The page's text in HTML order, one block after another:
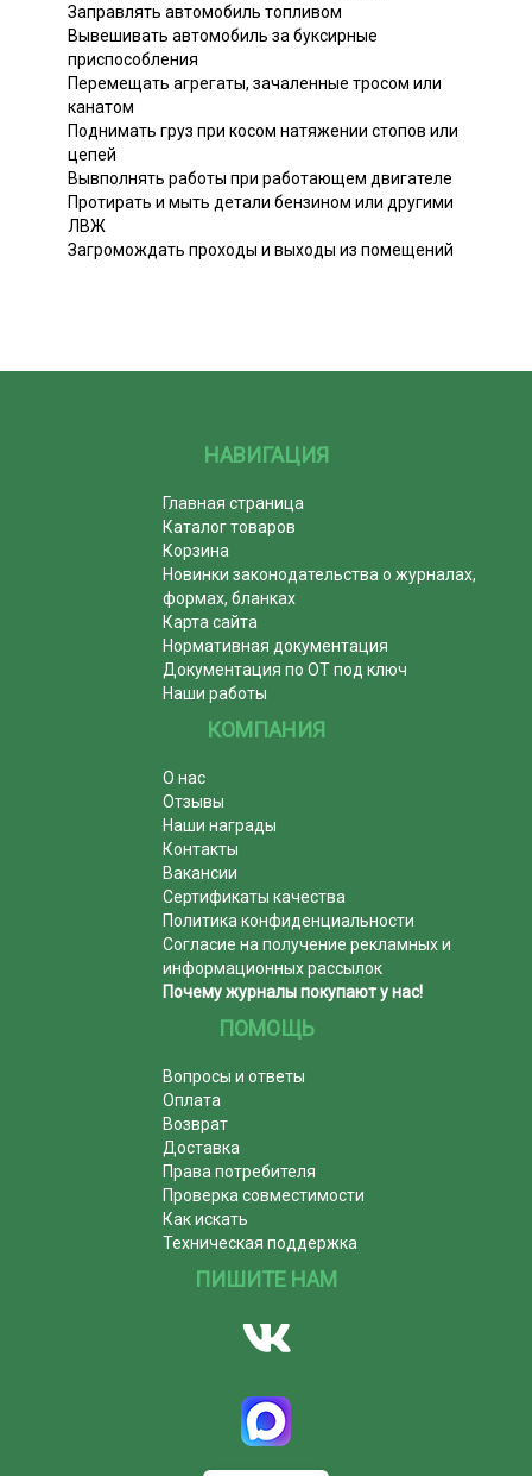
Заправлять автомобиль топливом
Вывешивать автомобиль за буксирные
приспособления
Перемещать агрегаты, зачаленные тросом или
канатом
Поднимать груз при косом натяжении стопов или
цепей
Вывполнять работы при работающем двигателе
Протирать и мыть детали бензином или другими
ЛВЖ
Загромождать проходы и выходы из помещений
НАВИГАЦИЯ
Главная страница
Каталог товаров
Корзина
Новинки законодательства о журналах,
формах, бланках
Карта сайта
Нормативная документация
Документация по ОТ под ключ
Наши работы
КОМПАНИЯ
О нас
Отзывы
Наши награды
Контакты
Вакансии
Сертификаты качества
Политика конфиденциальности
Согласие на получение рекламных и
информационных рассылок
Почему журналы покупают у нас!
ПОМОЩЬ
Вопросы и ответы
Оплата
Возврат
Доставка
Права потребителя
Проверка совместимости
Как искать
Техническая поддержка
ПИШИТЕ НАМ